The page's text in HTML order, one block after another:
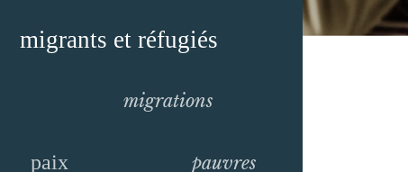
migrants et réfugiés
migrations
paix pauvres